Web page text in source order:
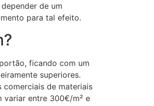
de um
para tal efeito.
ficando com um
superiores.
comerciais de materiais
variar entre 300€/m² e